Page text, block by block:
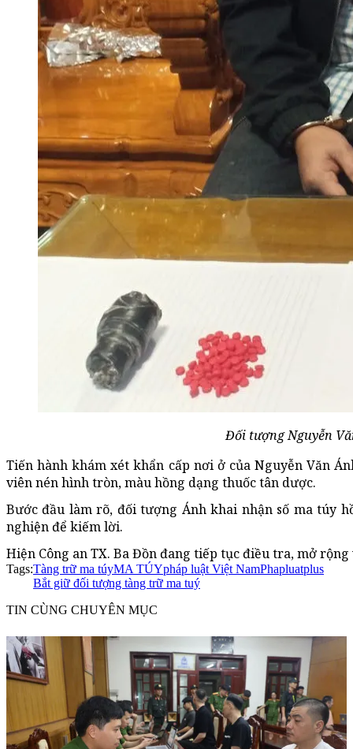
Đối tượng Nguyễn
Tiến hành khám xét khẩn cấp nơi ở của Nguyễn Văn
viên nén hình tròn, màu hồng dạng thuốc tân dược.
Bước đầu làm rõ, đối tượng Ánh khai nhận số ma túy
nghiện để kiếm lời.
Hiện Công an TX. Ba Đồn đang tiếp tục điều tra, mở
Tags:Tàng trữ ma túyMA TÚYpháp luật Việt NamPhapluatplus
Bắt giữ đối tượng tàng trữ ma tuý
TIN CÙNG CHUYÊN MỤC